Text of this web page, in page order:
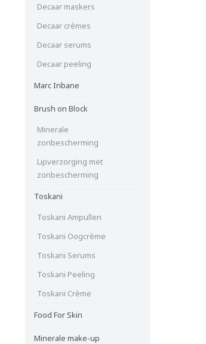
Decaar maskers
Decaar crèmes
Decaar serums
Decaar peeling
Marc Inbane
Brush on Block
Minerale
zonbescherming
Lipverzorging met
zonbescherming
Toskani
Toskani Ampullen
Toskani Oogcrème
Toskani Serums
Toskani Peeling
Toskani Crème
Food For Skin
Minerale make-up